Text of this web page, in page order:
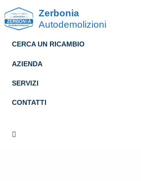
Zerbonia
Autodemolizioni
CERCA UN RICAMBIO
AZIENDA
SERVIZI
CONTATTI